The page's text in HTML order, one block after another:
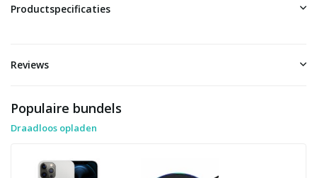
Productspecificaties
Reviews
Populaire bundels
Draadloos opladen